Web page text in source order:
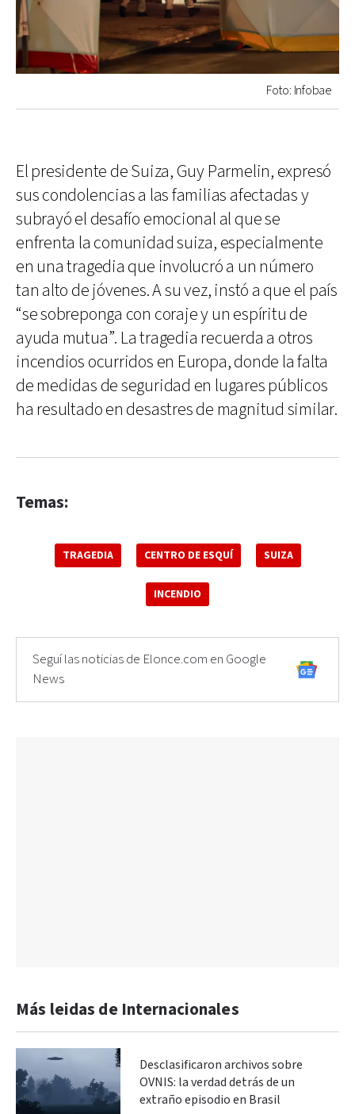
Foto: Infobae
El presidente de Suiza, Guy Parmelin, expresó
sus condolencias a las familias afectadas y
subrayó el desafío emocional al que se
enfrenta la comunidad suiza, especialmente
en una tragedia que involucró a un número
tan alto de jóvenes. A su vez, instó a que el país
“se sobreponga con coraje y un espíritu de
ayuda mutua”. La tragedia recuerda a otros
incendios ocurridos en Europa, donde la falta
de medidas de seguridad en lugares públicos
ha resultado en desastres de magnitud similar.
Temas:
TRAGEDIA CENTRO DE ESQUÍ SUIZA
INCENDIO
Seguí las noticias de Elonce.com en Google
News
Más leidas de Internacionales
Desclasificaron archivos sobre
OVNIS: la verdad detrás de un
extraño episodio en Brasil